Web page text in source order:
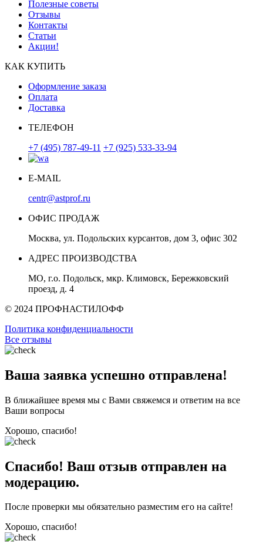
Полезные советы
Отзывы
Контакты
Статьи
Акции!
КАК КУПИТЬ
Оформление заказа
Оплата
Доставка
ТЕЛЕФОН
+7 (495) 787-49-11 +7 (925) 533-33-94
E-MAIL
centr@astprof.ru
ОФИС ПРОДАЖ
Москва, ул. Подольских курсантов, дом 3, офис 302
АДРЕС ПРОИЗВОДСТВА
МО, г.о. Подольск, мкр. Климовск, Бережковский
проезд, д. 4
© 2024 ПРОФНАСТИЛОФФ
Политика конфиденциальности
Все отзывы
Ваша заявка успешно отправлена!
В ближайшее время мы с Вами свяжемся и ответим на все
Ваши вопросы
Хорошо, спасибо!
Спасибо! Ваш отзыв отправлен на
модерацию.
После проверки мы обязательно разместим его на сайте!
Хорошо, спасибо!